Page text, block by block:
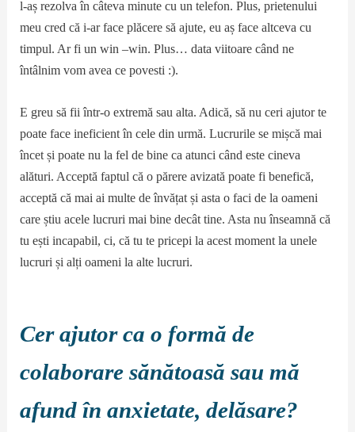
l-aș rezolva în câteva minute cu un telefon. Plus, prietenului
meu cred că i-ar face plăcere să ajute, eu aș face altceva cu
timpul. Ar fi un win –win. Plus… data viitoare când ne
întâlnim vom avea ce povesti :).
E greu să fii într-o extremă sau alta. Adică, să nu ceri ajutor te
poate face ineficient în cele din urmă. Lucrurile se mișcă mai
încet și poate nu la fel de bine ca atunci când este cineva
alături. Acceptă faptul că o părere avizată poate fi benefică,
acceptă că mai ai multe de învățat și asta o faci de la oameni
care știu acele lucruri mai bine decât tine. Asta nu înseamnă că
tu ești incapabil, ci, că tu te pricepi la acest moment la unele
lucruri și alți oameni la alte lucruri.
Cer ajutor ca o formă de
colaborare sănătoasă sau mă
afund în anxietate, delăsare?